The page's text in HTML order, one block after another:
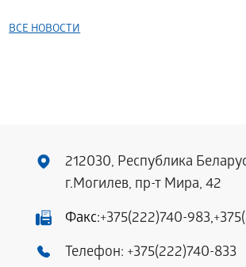
ВСЕ НОВОСТИ
212030, Республика
г.Могилев, пр-т Мира, 42
Факс:+375(222)740-983,
Телефон: +375(222)740-833